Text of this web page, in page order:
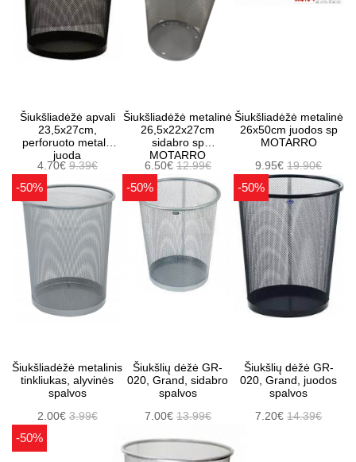
Šiukšliadėžė apvali
23,5x27cm,
perforuoto metalo
juoda
4.70€9.39€
Šiukšliadėžė metalinė
26,5x22x27cm
sidabro sp
MOTARRO
6.50€ 12.99€
Šiukšliadėžė metalinė
26x50cm juodos sp
MOTARRO
9.95€19.90€
-50%
Šiukšliadėžė metalinis
tinkliukas, alyvinės
spalvos
2.00€3.99€
-50%
Šiukšlių dėžė GR-
020, Grand, sidabro
spalvos
7.00€ 13.99€
-50%
Šiukšlių dėžė GR-
020, Grand, juodos
spalvos
7.20€14.39€
-50%